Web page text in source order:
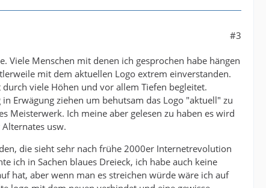
#3
Viele Menschen mit denen ich gesprochen habe hängen
mit dem aktuellen Logo extrem einverstanden.
viele Höhen und vor allem Tiefen begleitet.
Erwägung ziehen um behutsam das Logo "aktuell" zu
Meisterwerk. Ich meine aber gelesen zu haben es wird
usw.
die sieht sehr nach frühe 2000er Internetrevolution
ich in Sachen blaues Dreieck, ich habe auch keine
hat, aber wenn man es streichen würde wäre ich auf